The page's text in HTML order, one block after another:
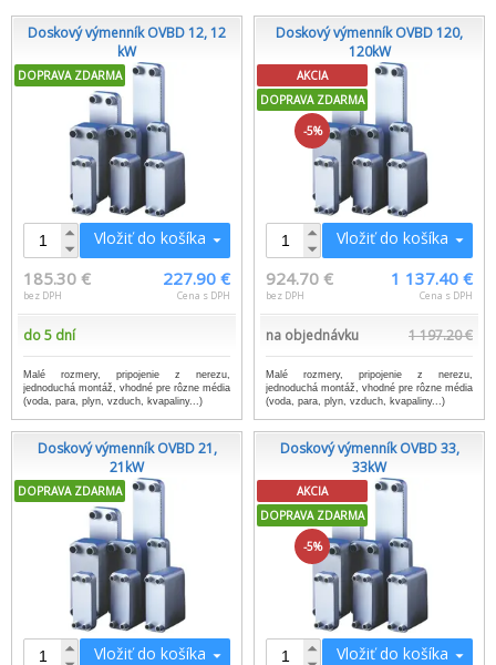
Doskový výmenník OVBD 12, 12
kW
DOPRAVA ZDARMA
Vložiť do košíka
185.30 €
bez DPH
227.90 €
Cena s DPH
do 5 dní
Malé rozmery, pripojenie z nerezu,
jednoduchá montáž, vhodné pre rôzne média
(voda, para, plyn, vzduch, kvapaliny...)
Doskový výmenník OVBD 120,
120kW
AKCIA
DOPRAVA ZDARMA
-5%
Vložiť do košíka
924.70 €
bez DPH
1 137.40 €
Cena s DPH
na objednávku 1 197.20 €
Malé rozmery, pripojenie z nerezu,
jednoduchá montáž, vhodné pre rôzne média
(voda, para, plyn, vzduch, kvapaliny...)
Doskový výmenník OVBD 21,
21kW
DOPRAVA ZDARMA
Vložiť do košíka
Doskový výmenník OVBD 33,
33kW
AKCIA
DOPRAVA ZDARMA
-5%
Vložiť do košíka